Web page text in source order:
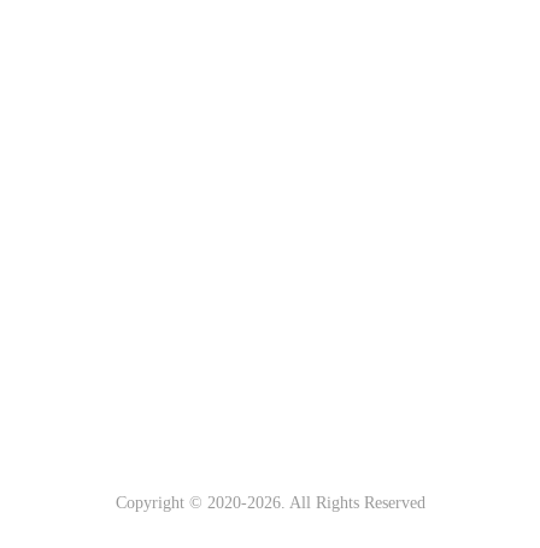
Copyright © 2020-2026. All Rights Reserved